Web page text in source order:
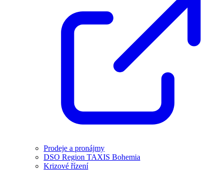
Prodeje a pronájmy
DSO Region TAXIS Bohemia
Krizové řízení